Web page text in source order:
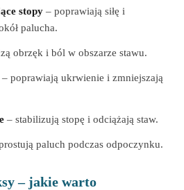
stopy– poprawiają siłę i
palucha.
obrzęk i ból w obszarze stawu.
poprawiają ukrwienie i zmniejszają
– stabilizują stopę i odciążają staw.
paluch podczas odpoczynku.
– jakie warto